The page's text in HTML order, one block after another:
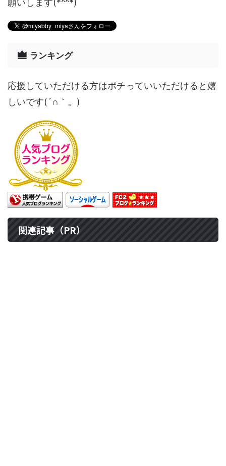
願いします(*^^*)
ランキング
応援していただける方はポチっていいただけると嬉
しいです(´∩｀。)
関連記事（PR）